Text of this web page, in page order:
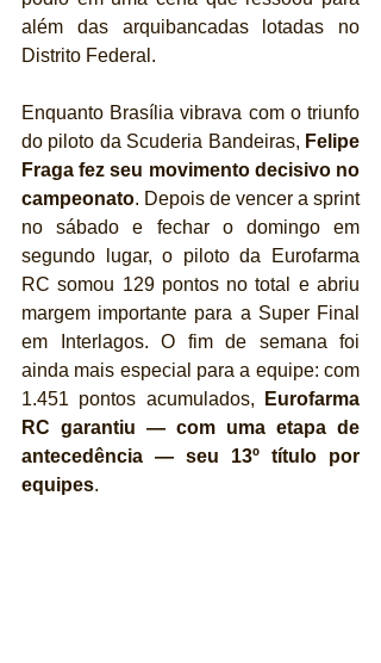
além das arquibancadas lotadas no
Distrito Federal.
Enquanto Brasília vibrava com o triunfo
do piloto da Scuderia Bandeiras, Felipe
Fraga fez seu movimento decisivo no
campeonato. Depois de vencer a sprint
no sábado e fechar o domingo em
segundo lugar, o piloto da Eurofarma
RC somou 129 pontos no total e abriu
margem importante para a Super Final
em Interlagos. O fim de semana foi
ainda mais especial para a equipe: com
1.451 pontos acumulados,
Eurofarma
RC garantiu — com uma etapa de
antecedência — seu 13º título por
equipes.